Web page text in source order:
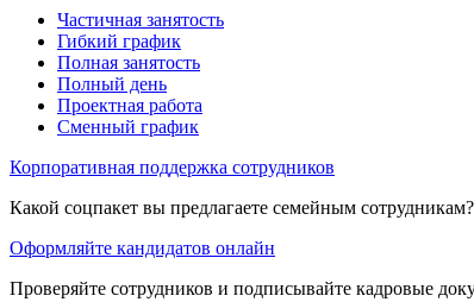
Частичная занятость
Гибкий график
Полная занятость
Полный день
Проектная работа
Сменный график
Корпоративная поддержка сотрудников
Какой соцпакет вы предлагаете семейным сотрудникам?
Оформляйте кандидатов онлайн
Проверяйте сотрудников и подписывайте кадровые